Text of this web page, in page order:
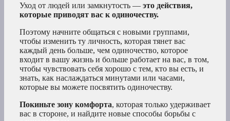
Уход от людей или замкнутость — это действия,
которые приводят вас к одиночеству.
Поэтому начните общаться с новыми группами,
чтобы изменить ту личность, которая тянет вас
каждый день больше, чем одиночество, которое
входит в вашу жизнь и больше работает на вас, в том,
чтобы чувствовать себя хорошо с тем, кто вы есть, и
знать, как наслаждаться минутами или часами,
которые вы можете посвятить одиночеству.
Покиньте зону комфорта, которая только удерживает
вас в стороне, и найдите новые способы борьбы с